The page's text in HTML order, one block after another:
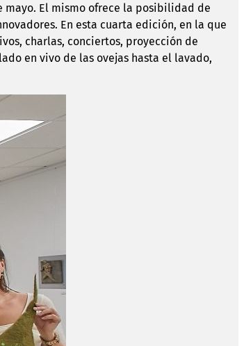
mayo. El mismo ofrece la posibilidad de
En esta cuarta edición, en la que
charlas, conciertos, proyección de
en vivo de las ovejas hasta el lavado,